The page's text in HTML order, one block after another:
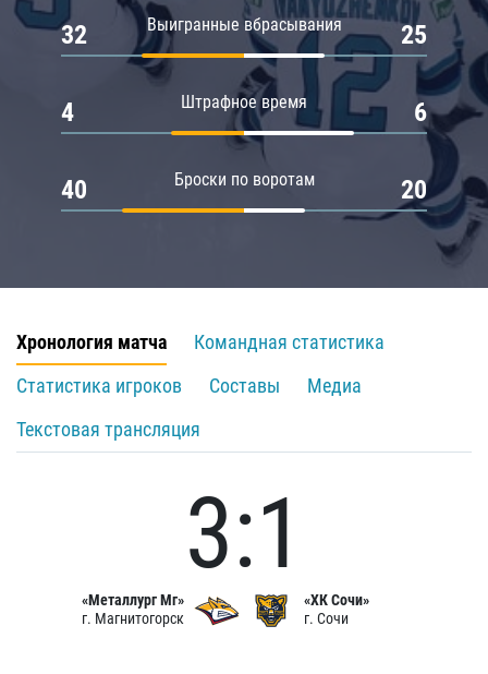
Выигранные вбрасывания
32 25
Штрафное время
4 6
Броски по воротам
40 20
Хронология матча
Командная статистика
Статистика игроков
Составы
Медиа
Текстовая трансляция
«Металлург Мг»
г. Магнитогорск
3:1
«ХК Сочи»
г. Сочи